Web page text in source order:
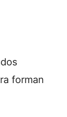
forman